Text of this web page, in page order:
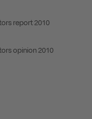
report 2010
opinion 2010